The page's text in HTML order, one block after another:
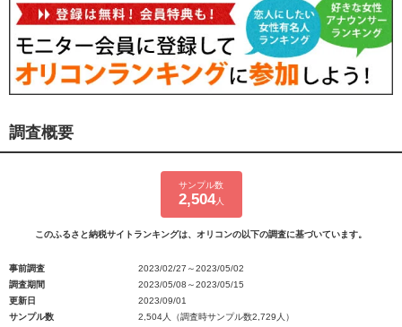
調査概要
サンプル数
2,504人
このふるさと納税サイトランキングは、オリコンの以下の調査に基づいています。
事前調査
2023/02/27～2023/05/02
調査期間
2023/05/08～2023/05/15
更新日
2023/09/01
サンプル数
2,504人（調査時サンプル数2,729人）